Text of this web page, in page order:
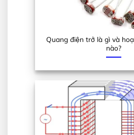
Quang điện trở là gì và
nào?